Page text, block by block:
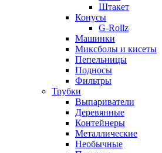
Штакет
Конусы
G-Rollz
Машинки
Миксболы и кисеты
Пепельницы
Подносы
Фильтры
Трубки
Выпариватели
Деревянные
Контейнеры
Металлические
Необычные